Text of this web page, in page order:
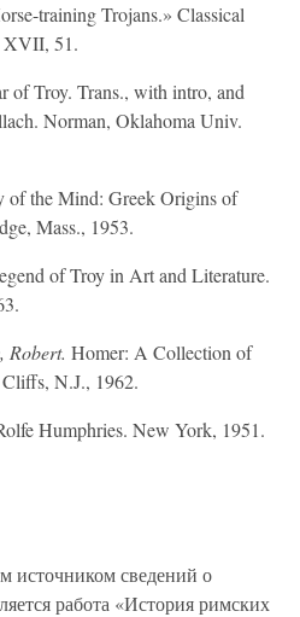
training Trojans.» Classical
XVII, 51.
of Troy. Trans., with intro, and
Norman, Oklahoma Univ.
of the Mind: Greek Origins of
Mass., 1953.
of Troy in Art and Literature.
Robert. Homer: A Collection of
N.J., 1962.
Humphries. New York, 1951.
источником сведений о
работа «История римских